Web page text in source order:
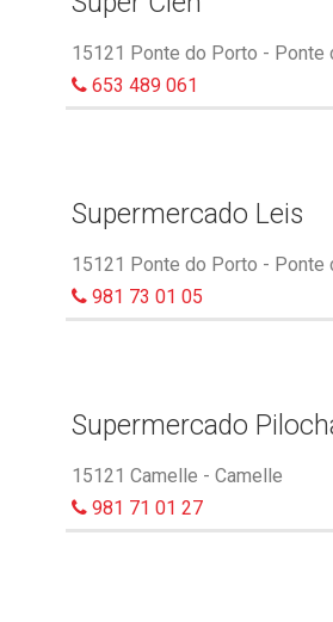
15121 Ponte do Porto - Ponte
653 489 061
Supermercado Leis
15121 Ponte do Porto - Ponte
981 73 01 05
Supermercado
15121 Camelle - Camelle
981 71 01 27